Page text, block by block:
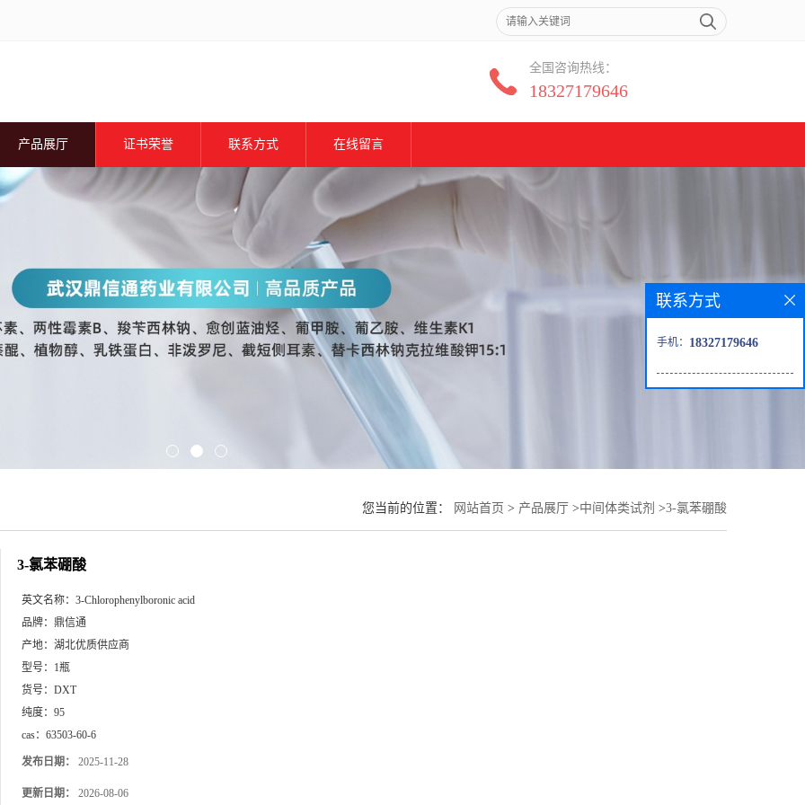
全国咨询热线：
18327179646
产品展厅 证书荣誉 联系方式 在线留言
您当前的位置： 网站首页 > 产品展厅 >中间体类试剂 >3-氯苯硼酸
3-氯苯硼酸
英文名称： 3-Chlorophenylboronic acid
品牌： 鼎信通
产地： 湖北优质供应商
型号： 1瓶
货号： DXT
纯度： 95
cas： 63503-60-6
发布日期： 2025-11-28
更新日期： 2026-08-06
联系方式
手机： 18327179646